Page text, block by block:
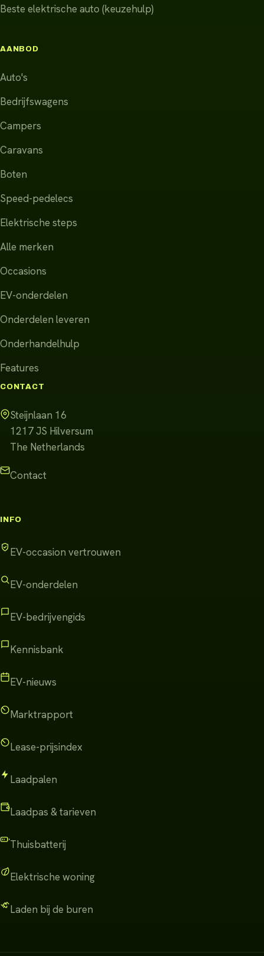
Beste elektrische auto (keuzehulp)
AANBOD
Auto's
Bedrijfswagens
Campers
Caravans
Boten
Speed-pedelecs
Elektrische steps
Alle merken
Occasions
EV-onderdelen
Onderdelen leveren
Onderhandelhulp
Features
CONTACT
Steijnlaan 16
1217 JS Hilversum
The Netherlands
Contact
INFO
EV-occasion vertrouwen
EV-onderdelen
EV-bedrijvengids
Kennisbank
EV-nieuws
Marktrapport
Lease-prijsindex
Laadpalen
Laadpas & tarieven
Thuisbatterij
Elektrische woning
Laden bij de buren